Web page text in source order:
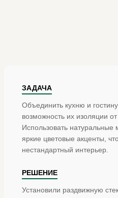
ЗАДАЧА
Объединить кухню и
возможность их изоляции
Использовать натуральные
яркие цветовые акценты,
нестандартный интерьер.
РЕШЕНИЕ
Установили раздвижную